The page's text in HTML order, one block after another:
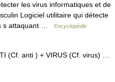
les virus informatiques et de
Logiciel utilitaire qui détecte
s attaquant …
Encyclopédie
(Cf. anti ) + VIRUS (Cf. virus) …